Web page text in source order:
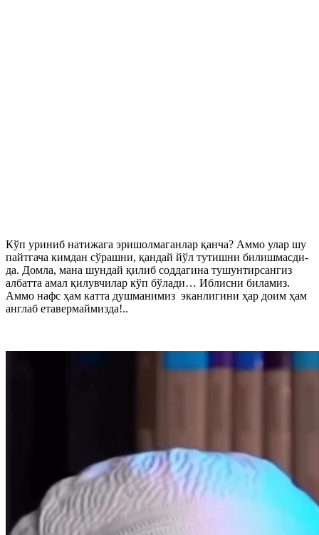
Кўп уриниб натижага эришолмаганлар қанча? Аммо улар шу
пайтгача кимдан сўрашни, қандай йўл тутишни билишмасди-
да. Домла, мана шундай қилиб соддагина тушунтирсангиз
албатта амал қилувчилар кўп бўлади… Иблисни биламиз.
Аммо нафс ҳам катта душманимиз эканлигини ҳар доим ҳам
англаб етавермаймизда!..